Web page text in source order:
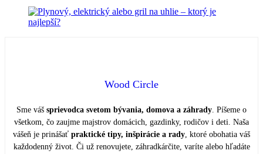
Wood Circle
Sme váš sprievodca svetom bývania, domova a záhrady. Píšeme o
všetkom, čo zaujme majstrov domácich, gazdinky, rodičov i deti. Naša
vášeň je prinášať praktické tipy, inšpirácie a rady, ktoré obohatia váš
každodenný život. Či už renovujete, záhradkárčite, varíte alebo hľadáte